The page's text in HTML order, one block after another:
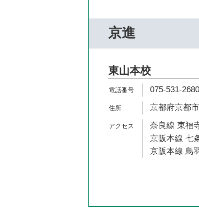
京進
東山本校
075-531-2680
京都府京都
奈良線 東福
京阪本線 七
京阪本線 鳥